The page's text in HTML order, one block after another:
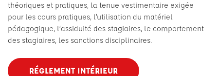
théoriques et pratiques, la tenue vestimentaire exigée
pour les cours pratiques, l’utilisation du matériel
pédagogique, l’assiduité des stagiaires, le comportement
des stagiaires, les sanctions disciplinaires.
RÉGLEMENT INTÉRIEUR